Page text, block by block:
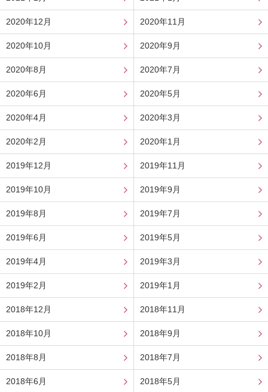
2020年12月 2020年11月
2020年10月 2020年9月
2020年8月 2020年7月
2020年6月 2020年5月
2020年4月 2020年3月
2020年2月 2020年1月
2019年12月 2019年11月
2019年10月 2019年9月
2019年8月 2019年7月
2019年6月 2019年5月
2019年4月 2019年3月
2019年2月 2019年1月
2018年12月 2018年11月
2018年10月 2018年9月
2018年8月 2018年7月
2018年6月 2018年5月